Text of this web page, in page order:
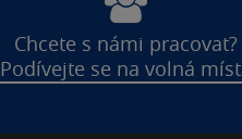
Chcete s námi pracovat?
Podívejte se na volná